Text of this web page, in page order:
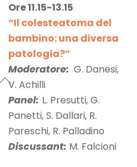
Ore 11.15-13.15
“Il colesteatoma del
bambino: una diversa
patologia?”
Moderatore: G. Danesi,
V. Achilli
Panel: L. Presutti, G.
Panetti, S. Dallari, R.
Pareschi, R. Palladino
Discussant: M. Falcioni